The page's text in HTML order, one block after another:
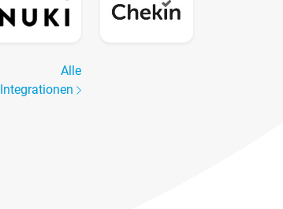
Alle
Integrationen